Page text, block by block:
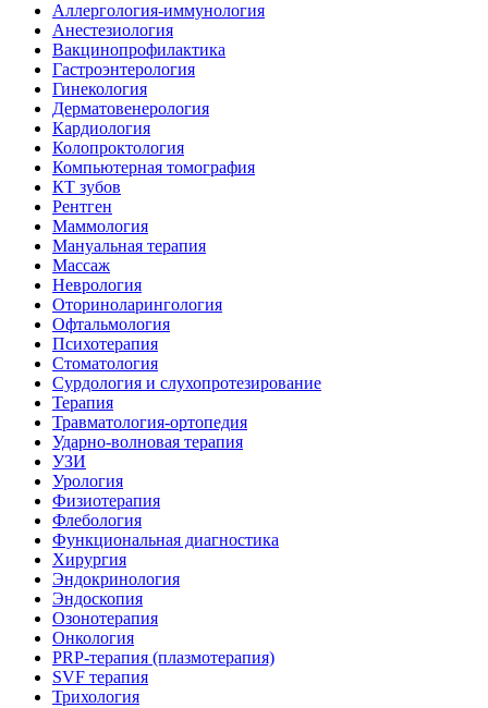
Аллергология-иммунология
Анестезиология
Вакцинопрофилактика
Гастроэнтерология
Гинекология
Дерматовенерология
Кардиология
Колопроктология
Компьютерная томография
КТ зубов
Рентген
Маммология
Мануальная терапия
Массаж
Неврология
Оториноларингология
Офтальмология
Психотерапия
Стоматология
Сурдология и слухопротезирование
Терапия
Травматология-ортопедия
Ударно-волновая терапия
УЗИ
Урология
Физиотерапия
Флебология
Функциональная диагностика
Хирургия
Эндокринология
Эндоскопия
Озонотерапия
Онкология
PRP-терапия (плазмотерапия)
SVF терапия
Трихология